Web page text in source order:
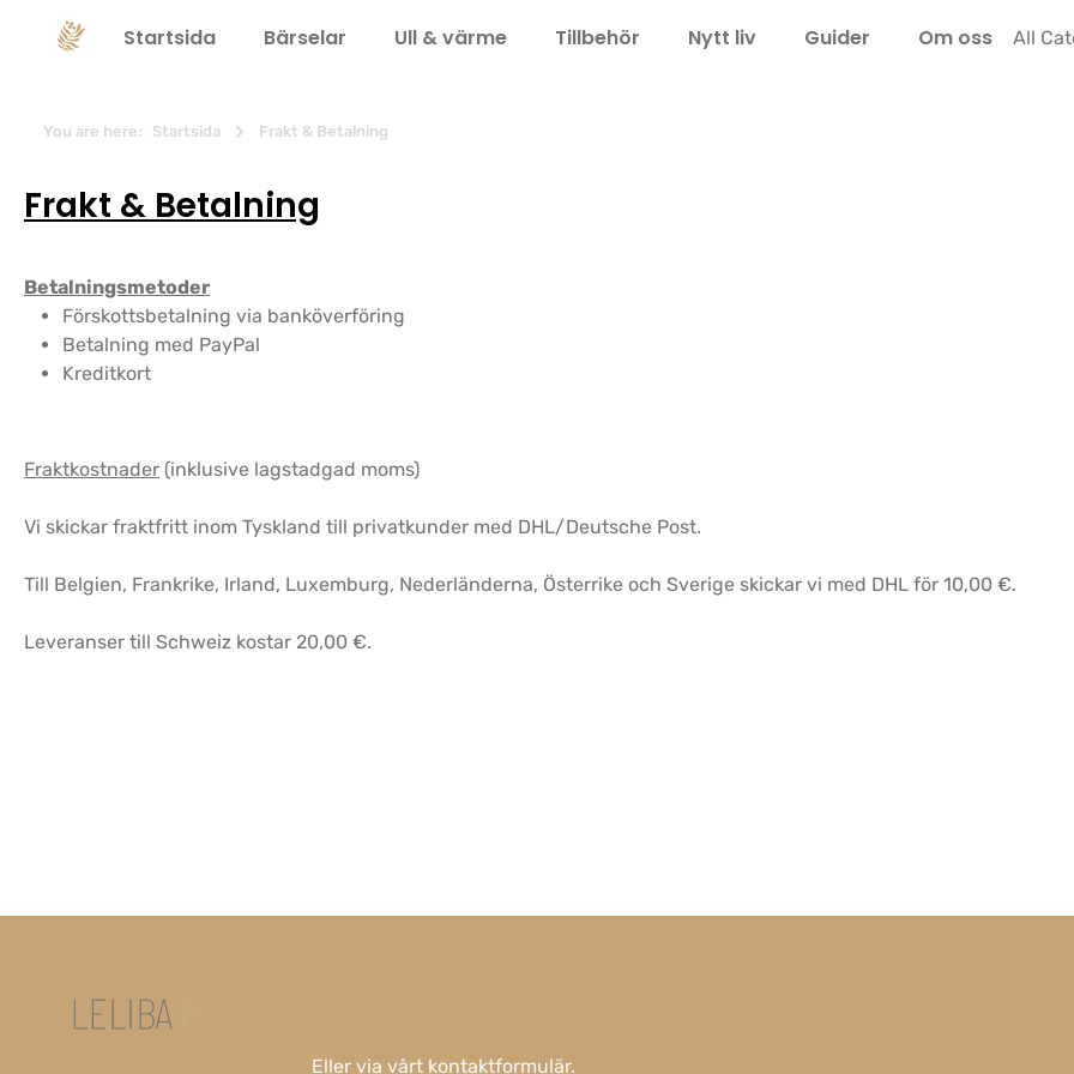
Hoppa till huvudnavigering
Startsida Bärselar Ull & värme Tillbehör Nytt liv Guider Om oss All
You are here: Startsida Frakt & Betalning
Frakt & Betalning
Betalningsmetoder
Förskottsbetalning via banköverföring
Betalning med PayPal
Kreditkort
Fraktkostnader (inklusive lagstadgad moms)
Vi skickar fraktfritt inom Tyskland till privatkunder med DHL/Deutsche Post.
Till Belgien, Frankrike, Irland, Luxemburg, Nederländerna, Österrike och Sverige skickar vi med DHL för 10,00 €.
Leveranser till Schweiz kostar 20,00 €.
Eller via vårt kontaktformulär.